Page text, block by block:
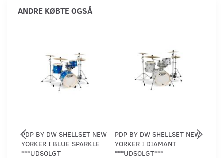
ANDRE KØBTE OGSÅ
PDP BY DW SHELLSET NEW
YORKER I BLUE SPARKLE
***UDSOLGT
PDP BY DW SHELLSET NEW
YORKER I DIAMANT
***UDSOLGT***